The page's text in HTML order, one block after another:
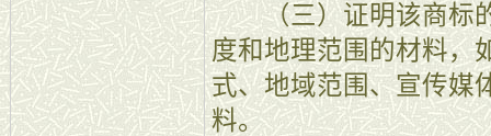
（三）证明该商标的
度和地理范围的材料，
式、地域范围、宣传媒
料。